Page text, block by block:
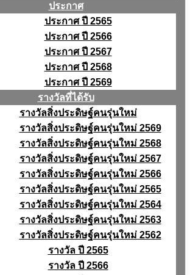
ประกาศ
ประกาศ ปี 2565
ประกาศ ปี 2566
ประกาศ ปี 2567
ประกาศ ปี 2568
ประกาศ ปี 2569
รางวัลที่ได้รับ
รางวัลสิ่งประดิษฐ์คนรุ่นใหม่
รางวัลสิ่งประดิษฐ์คนรุ่นใหม่ 2569
รางวัลสิ่งประดิษฐ์คนรุ่นใหม่ 2568
รางวัลสิ่งประดิษฐ์คนรุ่นใหม่ 2567
รางวัลสิ่งประดิษฐ์คนรุ่นใหม่ 2566
รางวัลสิ่งประดิษฐ์คนรุ่นใหม่ 2565
รางวัลสิ่งประดิษฐ์คนรุ่นใหม่ 2564
รางวัลสิ่งประดิษฐ์คนรุ่นใหม่ 2563
รางวัลสิ่งประดิษฐ์คนรุ่นใหม่ 2562
รางวัล ปี 2565
รางวัล ปี 2566